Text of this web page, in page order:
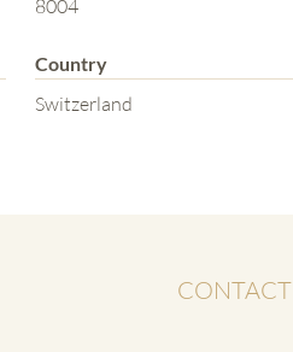
8004
Country
Switzerland
CONTACT